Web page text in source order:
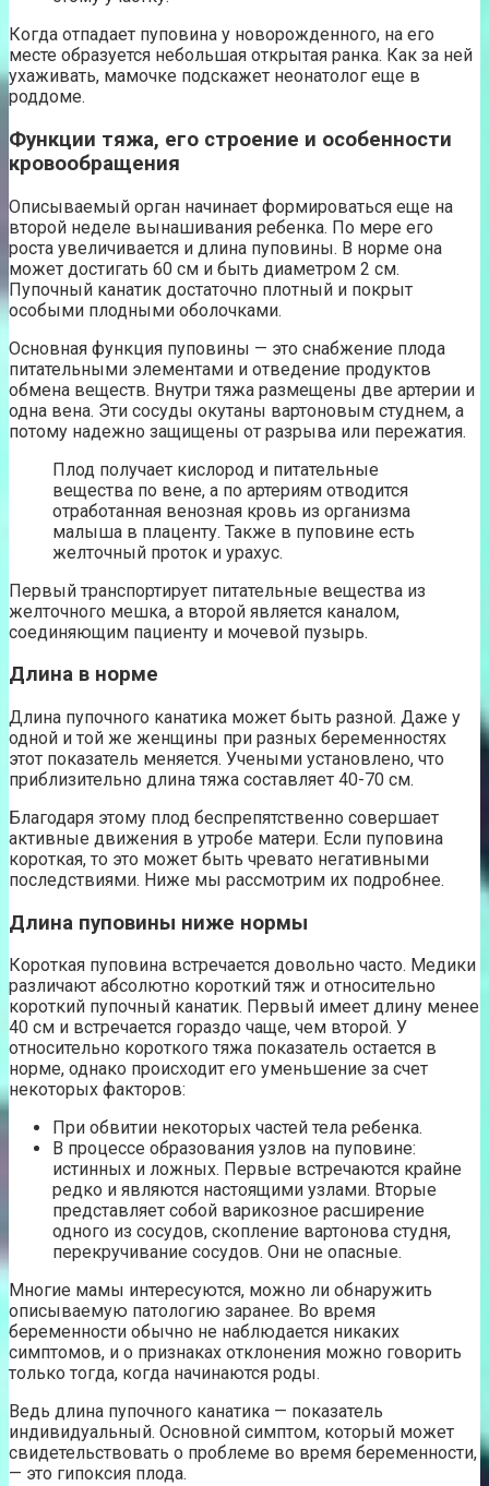
Когда отпадает пуповина у новорожденного, на его
месте образуется небольшая открытая ранка. Как за ней
ухаживать, мамочке подскажет неонатолог еще в
роддоме.
Функции тяжа, его строение и особенности
кровообращения
Описываемый орган начинает формироваться еще на
второй неделе вынашивания ребенка. По мере его
роста увеличивается и длина пуповины. В норме она
может достигать 60 см и быть диаметром 2 см.
Пупочный канатик достаточно плотный и покрыт
особыми плодными оболочками.
Основная функция пуповины — это снабжение плода
питательными элементами и отведение продуктов
обмена веществ. Внутри тяжа размещены две артерии и
одна вена. Эти сосуды окутаны вартоновым студнем, а
потому надежно защищены от разрыва или пережатия.
Плод получает кислород и питательные
вещества по вене, а по артериям отводится
отработанная венозная кровь из организма
малыша в плаценту. Также в пуповине есть
желточный проток и урахус.
Первый транспортирует питательные вещества из
желточного мешка, а второй является каналом,
соединяющим пациенту и мочевой пузырь.
Длина в норме
Длина пупочного канатика может быть разной. Даже у
одной и той же женщины при разных беременностях
этот показатель меняется. Учеными установлено, что
приблизительно длина тяжа составляет 40-70 см.
Благодаря этому плод беспрепятственно совершает
активные движения в утробе матери. Если пуповина
короткая, то это может быть чревато негативными
последствиями. Ниже мы рассмотрим их подробнее.
Длина пуповины ниже нормы
Короткая пуповина встречается довольно часто. Медики
различают абсолютно короткий тяж и относительно
короткий пупочный канатик. Первый имеет длину менее
40 см и встречается гораздо чаще, чем второй. У
относительно короткого тяжа показатель остается в
норме, однако происходит его уменьшение за счет
некоторых факторов:
При обвитии некоторых частей тела ребенка.
В процессе образования узлов на пуповине:
истинных и ложных. Первые встречаются крайне
редко и являются настоящими узлами. Вторые
представляет собой варикозное расширение
одного из сосудов, скопление вартонова студня,
перекручивание сосудов. Они не опасные.
Многие мамы интересуются, можно ли обнаружить
описываемую патологию заранее. Во время
беременности обычно не наблюдается никаких
симптомов, и о признаках отклонения можно говорить
только тогда, когда начинаются роды.
Ведь длина пупочного канатика — показатель
индивидуальный. Основной симптом, который может
свидетельствовать о проблеме во время беременности,
— это гипоксия плода.